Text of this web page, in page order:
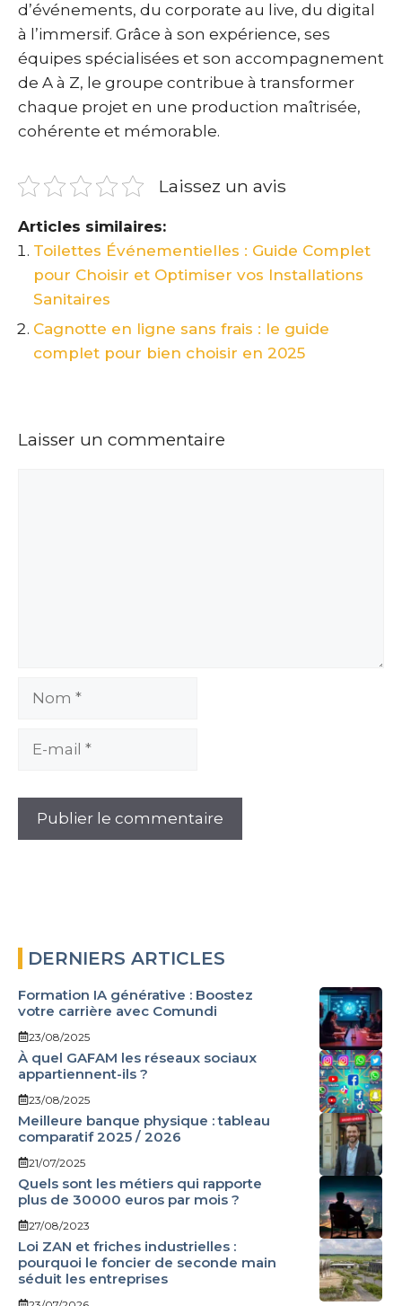
d’événements, du corporate au live, du digital
à l’immersif. Grâce à son expérience, ses
équipes spécialisées et son accompagnement
de A à Z, le groupe contribue à transformer
chaque projet en une production maîtrisée,
cohérente et mémorable.
Laissez un avis
Articles similaires:
Toilettes Événementielles : Guide Complet
pour Choisir et Optimiser vos Installations
Sanitaires
Cagnotte en ligne sans frais : le guide
complet pour bien choisir en 2025
Laisser un commentaire
DERNIERS ARTICLES
Formation IA générative : Boostez
votre carrière avec Comundi
23/08/2025
À quel GAFAM les réseaux sociaux
appartiennent-ils ?
23/08/2025
Meilleure banque physique : tableau
comparatif 2025 / 2026
21/07/2025
Quels sont les métiers qui rapporte
plus de 30000 euros par mois ?
27/08/2023
Loi ZAN et friches industrielles :
pourquoi le foncier de seconde main
séduit les entreprises